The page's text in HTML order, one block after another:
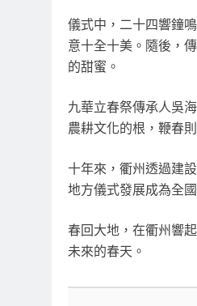
儀式中，二十四響鐘
意十全十美。隨後，
的甜蜜。
九華立春祭傳承人吳
農耕文化的根，鞭春
十年來，衢州透過建
地方儀式發展成為全
春回大地，在衢州響
未來的春天。